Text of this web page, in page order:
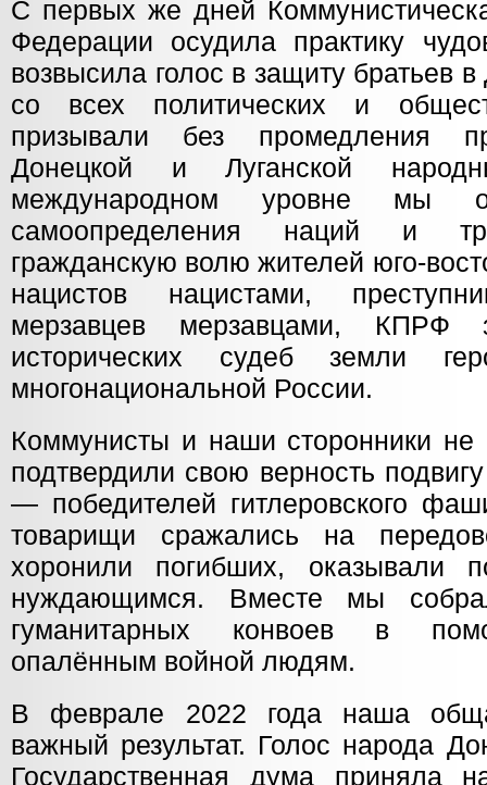
С первых же дней
Федерации осудила практику
возвысила голос в защиту братьев
со всех политических и
призывали без промедления
Донецкой и Луганской
международном уровне мы
самоопределения наций и
гражданскую волю жителей юго-
нацистов нацистами,
мерзавцев мерзавцами, КПРФ
исторических судеб земли
многонациональной России.
Коммунисты и наши сторонники
подтвердили свою верность
— победителей гитлеровского
товарищи сражались на
хоронили погибших, оказывали
нуждающимся. Вместе мы
гуманитарных конвоев в
опалённым войной людям.
В феврале 2022 года наша
важный результат. Голос народа
Государственная дума приняла